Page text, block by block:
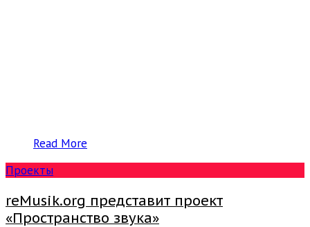
Read More
Проекты
reMusik.org представит проект
«Пространство звука»